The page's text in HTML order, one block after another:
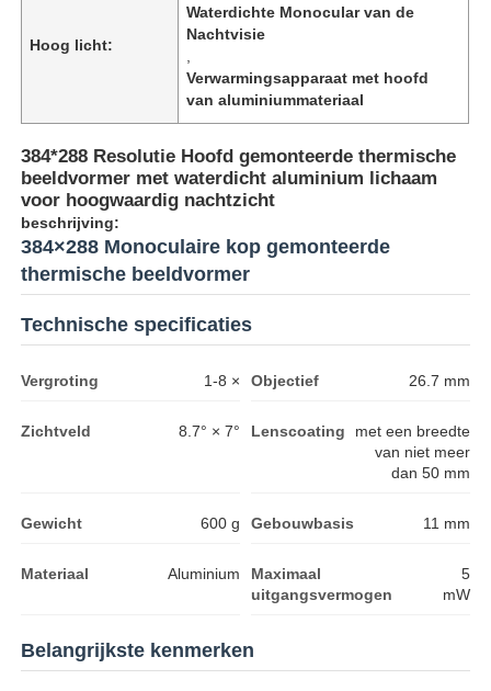
Hoog licht:
Waterdichte Monocular van de
Nachtvisie
Verwarmingsapparaat met hoofd
van aluminiummateriaal
384*288 Resolutie Hoofd gemonteerde thermische
beeldvormer met waterdicht aluminium lichaam
voor hoogwaardig nachtzicht
beschrijving:
384×288 Monoculaire kop gemonteerde
thermische beeldvormer
Technische specificaties
Vergroting 1-8 × Objectief 26.7 mm
Zichtveld 8.7° × 7° Lenscoating
met een breedte
van niet meer
dan 50 mm
Gewicht 600 g Gebouwbasis 11 mm
Materiaal Aluminium
Maximaal
uitgangsvermogen
5
mW
Belangrijkste kenmerken